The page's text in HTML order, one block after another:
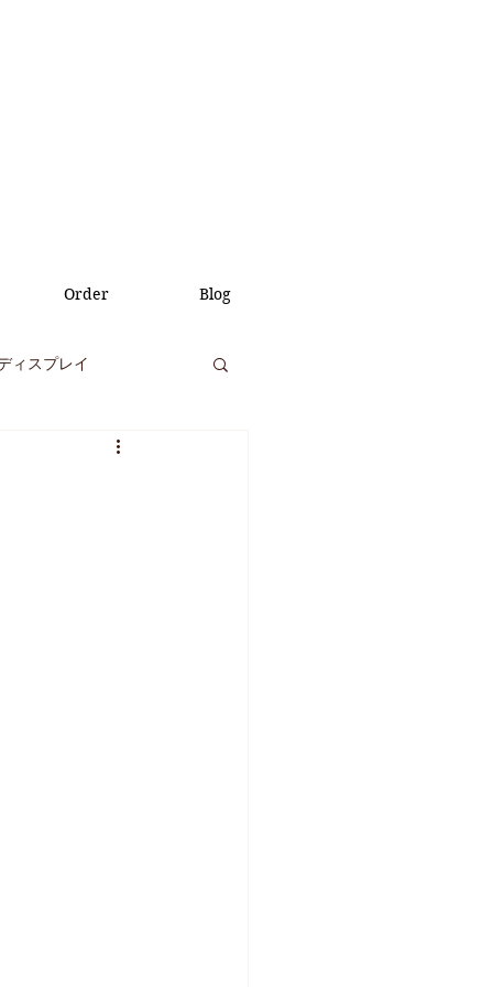
Order Blog
ィスプレイ